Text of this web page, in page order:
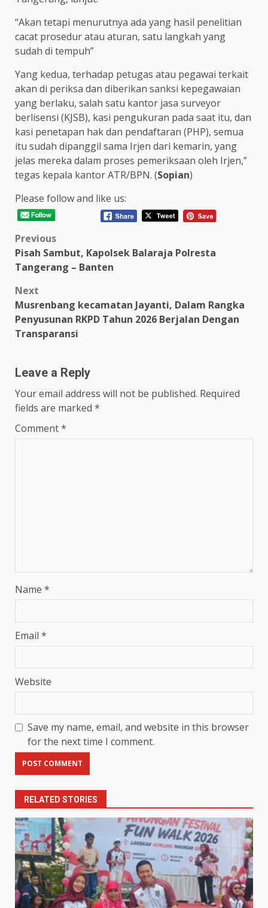
“Akan tetapi menurutnya ada yang hasil penelitian
cacat prosedur atau aturan, satu langkah yang
sudah di tempuh”
Yang kedua, terhadap petugas atau pegawai terkait
akan di periksa dan diberikan sanksi kepegawaian
yang berlaku, salah satu kantor jasa surveyor
berlisensi (KJSB), kasi pengukuran pada saat itu, dan
kasi penetapan hak dan pendaftaran (PHP), semua
itu sudah dipanggil sama Irjen dari kemarin, yang
jelas mereka dalam proses pemeriksaan oleh Irjen,”
tegas kepala kantor ATR/BPN. (Sopian)
Please follow and like us:
Post
navigation
Previous
Pisah Sambut, Kapolsek Balaraja Polresta
Tangerang – Banten
Next
Musrenbang kecamatan Jayanti, Dalam Rangka
Penyusunan RKPD Tahun 2026 Berjalan Dengan
Transparansi
Leave a Reply
Your email address will not be published. Required
fields are marked *
Comment*
Name *
Email *
Website
Save my name, email, and website in this browser
for the next time I comment.
RELATED STORIES